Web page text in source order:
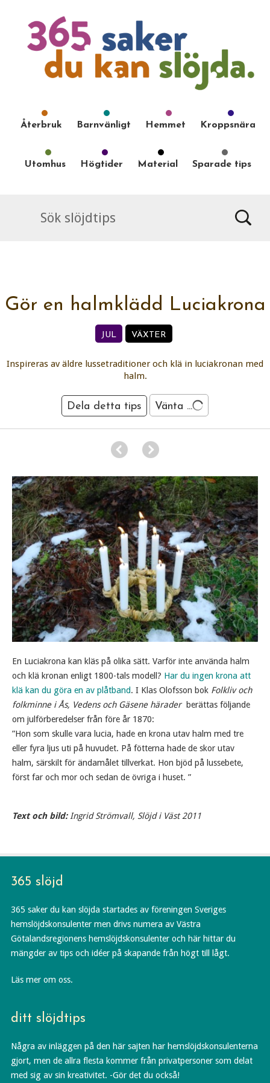
Återbruk Barnvänligt Hemmet Kroppsnära
Utomhus Högtider Material Sparade tips
Gör en halmklädd Luciakrona
JUL VÄXTER
Inspireras av äldre lussetraditioner och klä in luciakronan med
halm.
Dela detta tips Vänta ...
En Luciakrona kan kläs på olika sätt. Varför inte använda halm
och klä kronan enligt 1800-tals modell? Har du ingen krona att
klä kan du göra en av plåtband. I Klas Olofsson bok Folkliv och
folkminne i Ås, Vedens och Gäsene häraderberättas följande
om julförberedelser från före år 1870:
”Hon som skulle vara lucia, hade en krona utav halm med tre
eller fyra ljus uti på huvudet. På fötterna hade de skor utav
halm, särskilt för ändamålet tillverkat. Hon bjöd på lussebete,
först far och mor och sedan de övriga i huset. ”
Text och bild: Ingrid Strömvall, Slöjd i Väst 2011
365 slöjd
365 saker du kan slöjda startades av föreningen Sveriges
hemslöjdskonsulenter men drivs numera av Västra
Götalandsregionens hemslöjdskonsulenter och här hittar du
mängder av tips och idéer på skapande från högt till lågt.
Läs mer om oss.
ditt slöjdtips
Några av inläggen på den här sajten har hemslöjdskonsulenterna
gjort, men de allra flesta kommer från privatpersoner som delat
med sig av sin kreativitet. -Gör det du också!